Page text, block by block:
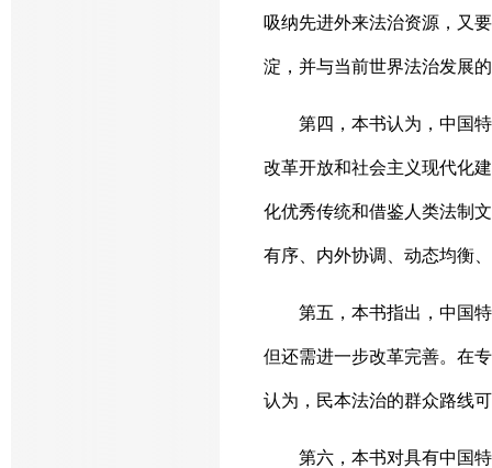
吸纳先进外来法治资源，又
淀，并与当前世界法治发展
第四，本书认为，中国
改革开放和社会主义现代化
化优秀传统和借鉴人类法制
有序、内外协调、动态均衡
第五，本书指出，中国
但还需进一步改革完善。在
认为，民本法治的群众路线
第六，本书对具有中国